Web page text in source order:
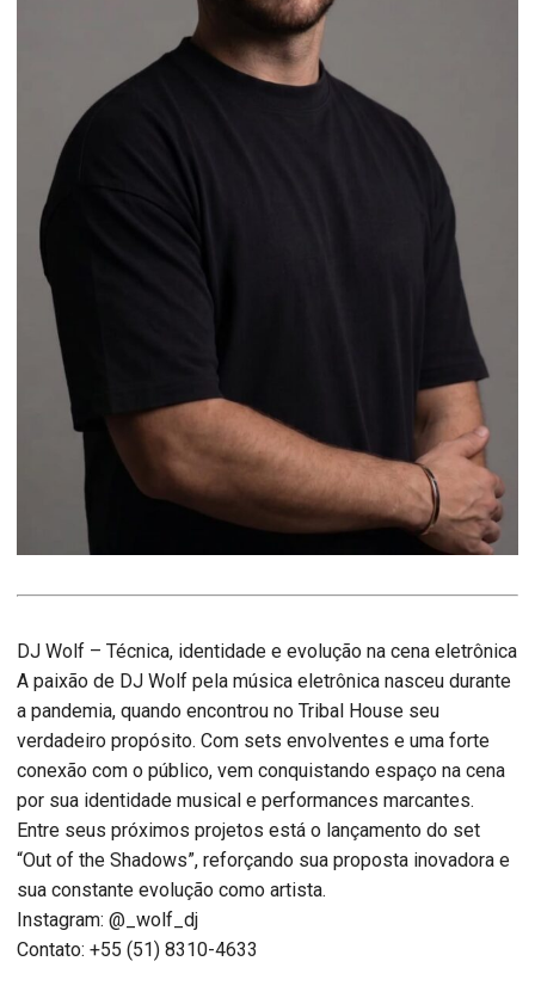
DJ Wolf – Técnica, identidade e evolução na cena eletrônica
A paixão de DJ Wolf pela música eletrônica nasceu durante
a pandemia, quando encontrou no Tribal House seu
verdadeiro propósito. Com sets envolventes e uma forte
conexão com o público, vem conquistando espaço na cena
por sua identidade musical e performances marcantes.
Entre seus próximos projetos está o lançamento do set
“Out of the Shadows”, reforçando sua proposta inovadora e
sua constante evolução como artista.
Instagram: @_wolf_dj
Contato: +55 (51) 8310-4633